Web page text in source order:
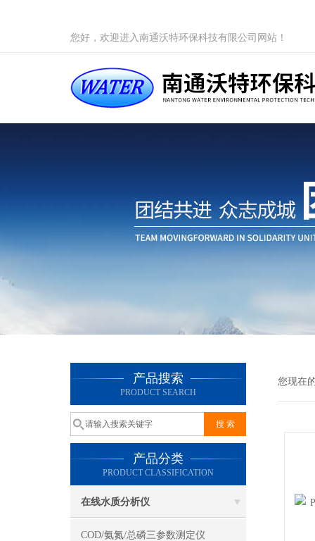
您好，欢迎进入南通沃特环保科技有限公司网站！
产品搜索
PRODUCT SEARCH
产品分类
PRODUCT CLASSIFICATION
在线水质分析仪
COD/氨氮/总磷三参数测定仪
您现在